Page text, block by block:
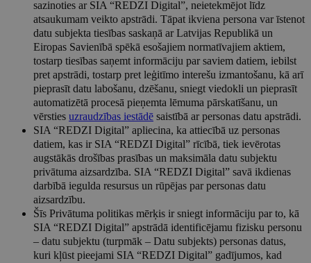
sazinoties ar SIA “REDZI Digital”, neietekmējot līdz
atsaukumam veikto apstrādi. Tāpat ikviena persona var īstenot
datu subjekta tiesības saskaņā ar Latvijas Republikā un
Eiropas Savienībā spēkā esošajiem normatīvajiem aktiem,
tostarp tiesības saņemt informāciju par saviem datiem, iebilst
pret apstrādi, tostarp pret leģitīmo interešu izmantošanu, kā arī
pieprasīt datu labošanu, dzēšanu, sniegt viedokli un pieprasīt
automatizētā procesā pieņemta lēmuma pārskatīšanu, un
vērsties uzraudzības iestādē saistībā ar personas datu apstrādi.
SIA “REDZI Digital” apliecina, ka attiecībā uz personas
datiem, kas ir SIA “REDZI Digital” rīcībā, tiek ievērotas
augstākās drošības prasības un maksimāla datu subjektu
privātuma aizsardzība. SIA “REDZI Digital” savā ikdienas
darbībā iegulda resursus un rūpējas par personas datu
aizsardzību.
Šīs Privātuma politikas mērķis ir sniegt informāciju par to, kā
SIA “REDZI Digital” apstrādā identificējamu fizisku personu
– datu subjektu (turpmāk – Datu subjekts) personas datus,
kuri kļūst pieejami SIA “REDZI Digital” gadījumos, kad